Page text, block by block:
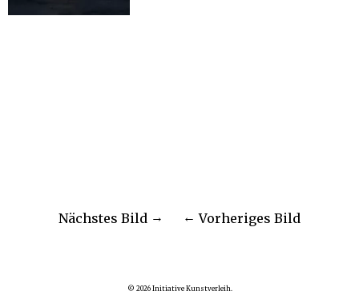
Nächstes Bild Vorheriges Bild
© 2026 Initiative Kunstverleih.